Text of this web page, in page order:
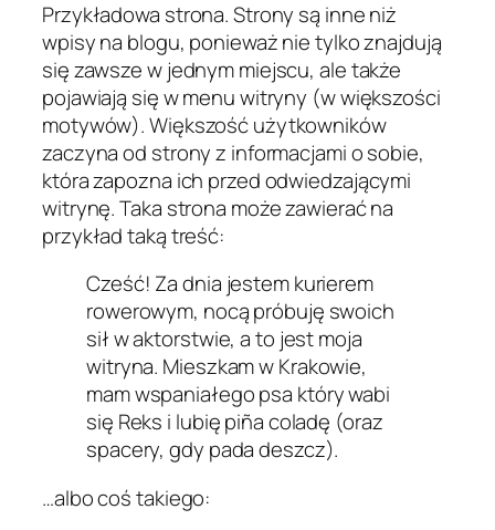
Przykładowa strona. Strony są inne niż
wpisy na blogu, ponieważ nie tylko znajdują
się zawsze w jednym miejscu, ale także
pojawiają się w menu witryny (w większości
motywów). Większość użytkowników
zaczyna od strony z informacjami o sobie,
która zapozna ich przed odwiedzającymi
witrynę. Taka strona może zawierać na
przykład taką treść:
Cześć! Za dnia jestem kurierem
rowerowym, nocą próbuję swoich
sił w aktorstwie, a to jest moja
witryna. Mieszkam w Krakowie,
mam wspaniałego psa który wabi
się Reks i lubię piña coladę (oraz
spacery, gdy pada deszcz).
…albo coś takiego: